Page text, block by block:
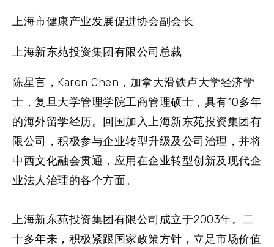
上海市健康产业发展促进协会副会长
上海新东苑投资集团有限公司总裁
陈星言，Karen Chen，加拿大滑铁卢大学经济学
士，复旦大学管理学院工商管理硕士，具有10多年
的海外留学经历。回国加入上海新东苑投资集团有
限公司，积极参与企业转型升级及公司治理，并将
中西文化融会贯通，应用在企业转型创新及现代企
业法人治理的各个方面。
上海新东苑投资集团有限公司成立于2003年。二
十多年来，积极紧跟国家政策方针，立足市场价值